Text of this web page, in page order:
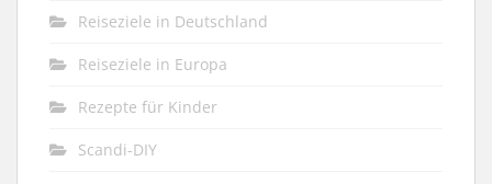
Reiseziele in Deutschland
Reiseziele in Europa
Rezepte für Kinder
Scandi-DIY